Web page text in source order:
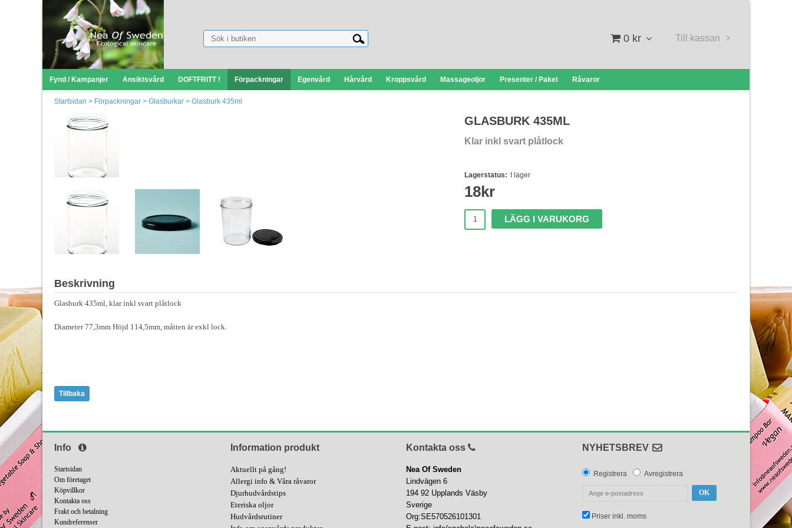
0 kr Till kassan
Fynd / Kampanjer Ansiktsvård DOFTFRITT ! Förpackningar Egenvård Hårvård Kroppsvård Massageoljor Presenter / Paket Råvaror
Startsidan > Förpackningar > Glasburkar > Glasburk 435ml
GLASBURK 435ML
Klar inkl svart plåtlock
Lagerstatus: I lager
18kr
LÄGG I VARUKORG
Beskrivning
Glasburk 435ml, klar inkl svart plåtlock
Diameter 77,3mm Höjd 114,5mm, måtten är exkl lock.
Tillbaka
Info
Startsidan
Om företaget
Köpvillkor
Kontakta oss
Frakt och betalning
Kundreferenser
Information produkt
Aktuellt på gång!
Allergi info & Våra råvaror
Djurhudvårdstips
Eteriska oljor
Hudvårdsrutiner
Kontakta oss
Nea Of Sweden
Lindvägen 6
194 92 Upplands Väsby
Sverige
Org:SE570526101301
NYHETSBREV
Registrera Avregistrera
OK
Priser inkl. moms